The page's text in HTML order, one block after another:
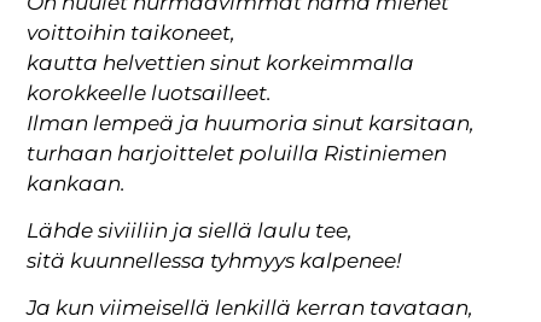
voittoihin taikoneet,
kautta helvettien sinut korkeimmalla
korokkeelle luotsailleet.
Ilman lempeä ja huumoria sinut karsitaan,
turhaan harjoittelet poluilla Ristiniemen
kankaan.
Lähde siviiliin ja siellä laulu tee,
sitä kuunnellessa tyhmyys kalpenee!
Ja kun viimeisellä lenkillä kerran tavataan,